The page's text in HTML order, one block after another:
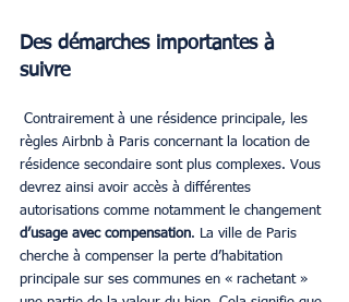
Des démarches importantes à
suivre
règles Airbnb à Paris concernant la location de
résidence secondaire sont plus complexes. Vous
devrez ainsi avoir accès à différentes
autorisations comme notamment le changement
d’usage avec compensation. La ville de Paris
cherche à compenser la perte d’habitation
principale sur ses communes en « rachetant »